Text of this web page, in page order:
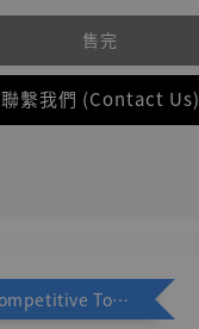
售完
聯繫我們 (Contact Us)
加購優惠【Competitive Toys 梅西 [CM001]】